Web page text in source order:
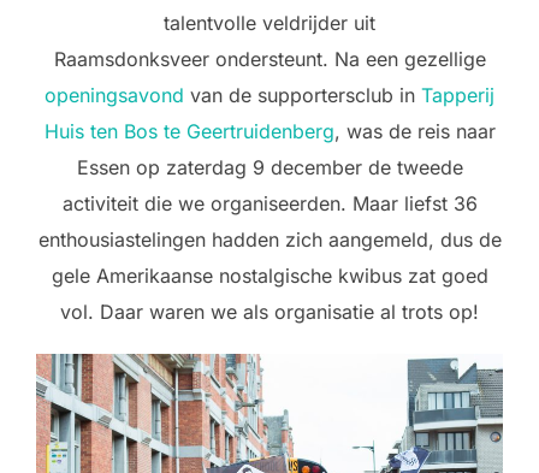
talentvolle veldrijder uit
Raamsdonksveer ondersteunt. Na een gezellige
openingsavond van de supportersclub in Tapperij
Huis ten Bos te Geertruidenberg, was de reis naar
Essen op zaterdag 9 december de tweede
activiteit die we organiseerden. Maar liefst 36
enthousiastelingen hadden zich aangemeld, dus de
gele Amerikaanse nostalgische kwibus zat goed
vol. Daar waren we als organisatie al trots op!